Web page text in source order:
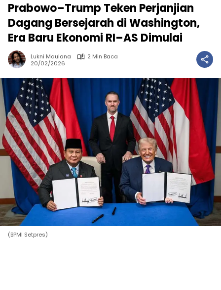
Prabowo–Trump Teken Perjanjian
Dagang Bersejarah di Washington,
Era Baru Ekonomi RI–AS Dimulai
Lukni Maulana
2 Min Baca
20/02/2026
(BPMI Setpres)